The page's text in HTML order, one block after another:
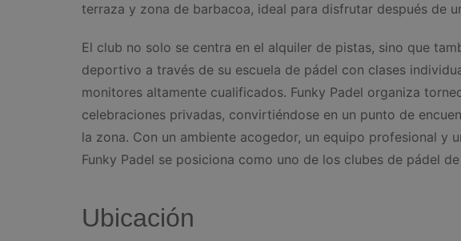
terraza y zona de barbacoa, ideal para disfrutar después de
El club no solo se centra en el alquiler de pistas, sino que
deportivo a través de su escuela de pádel con clases
monitores altamente cualificados. Funky Padel organiza
celebraciones privadas, convirtiéndose en un punto de
la zona. Con un ambiente acogedor, un equipo profesional y
Funky Padel se posiciona como uno de los clubes de pádel
Ubicación